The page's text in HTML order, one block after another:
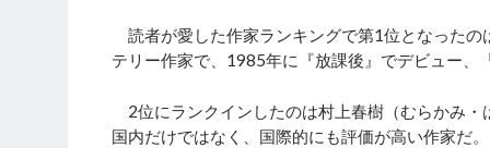
読者が愛した作家ランキングで第1位となった
テリー作家で、1985年に『放課後』でデビュー
2位にランクインしたのは村上春樹（むらかみ
国内だけではなく、国際的にも評価が高い作家だ